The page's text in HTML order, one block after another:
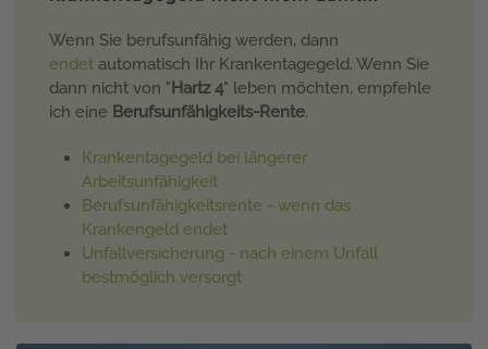
Wenn Sie berufsunfähig werden, dann
endet automatisch Ihr Krankentagegeld. Wenn Sie
dann nicht von " Hartz 4" leben möchten, empfehle
ich eine Berufsunfähigkeits-Rente.
Krankentagegeld bei längerer
Arbeitsunfähigkeit
Berufsunfähigkeitsrente - wenn das
Krankengeld endet
Unfallversicherung - nach einem Unfall
bestmöglich versorgt